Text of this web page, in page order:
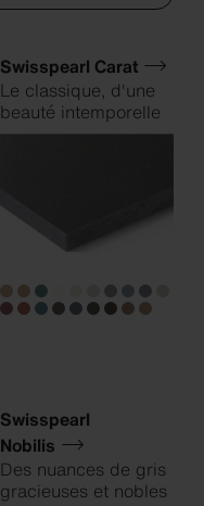
Swisspearl Carat
Le classique, d'une
beauté intemporelle
Swisspearl
Nobilis
Des nuances de gris
gracieuses et nobles